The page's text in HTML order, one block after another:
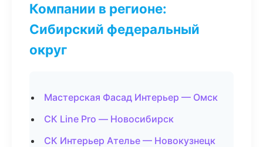
Компании в регионе:
Сибирский федеральный
округ
Мастерская Фасад Интерьер — Омск
СК Line Pro — Новосибирск
СК Интерьер Ателье — Новокузнецк